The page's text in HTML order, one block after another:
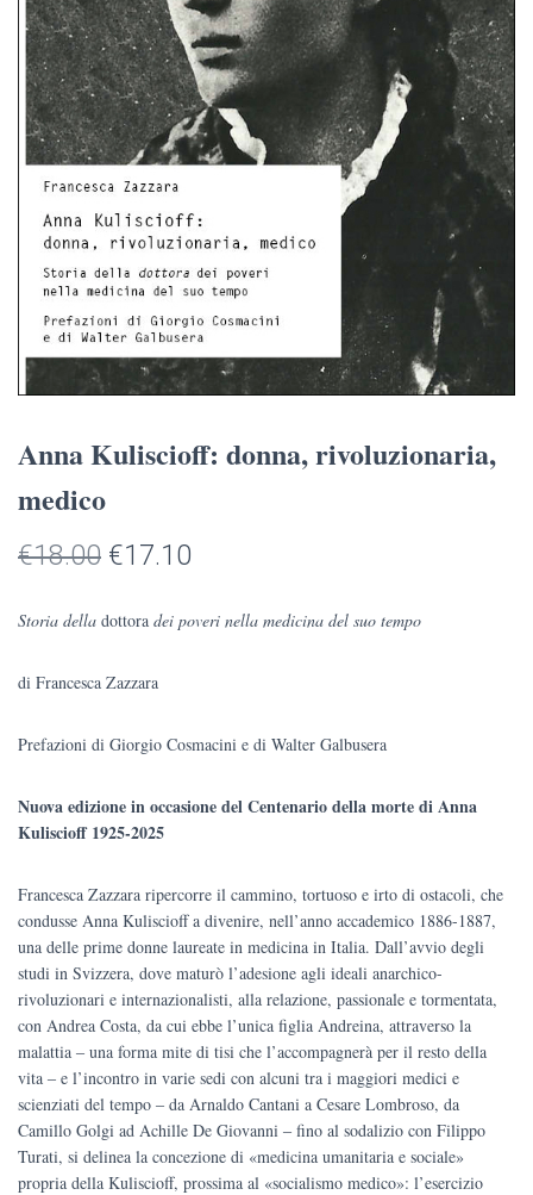
Anna Kuliscioff: donna, rivoluzionaria,
medico
€18.00 Il
era:
€18.00.
€17.10
€17.10.
Storia della dottora dei poveri nella medicina del suo tempo
di Francesca Zazzara
Prefazioni di Giorgio Cosmacini e di Walter Galbusera
Nuova edizione in occasione del Centenario della morte di Anna
Kuliscioff 1925-2025
Francesca Zazzara ripercorre il cammino, tortuoso e irto di ostacoli, che
condusse Anna Kuliscioff a divenire, nell’anno accademico 1886-1887,
una delle prime donne laureate in medicina in Italia. Dall’avvio degli
studi in Svizzera, dove maturò l’adesione agli ideali anarchico-
rivoluzionari e internazionalisti, alla relazione, passionale e tormentata,
con Andrea Costa, da cui ebbe l’unica figlia Andreina, attraverso la
malattia ‒ una forma mite di tisi che l’accompagnerà per il resto della
vita ‒ e l’incontro in varie sedi con alcuni tra i maggiori medici e
scienziati del tempo ‒ da Arnaldo Cantani a Cesare Lombroso, da
Camillo Golgi ad Achille De Giovanni ‒ fino al sodalizio con Filippo
Turati, si delinea la concezione di «medicina umanitaria e sociale»
propria della Kuliscioff, prossima al «socialismo medico»: l’esercizio